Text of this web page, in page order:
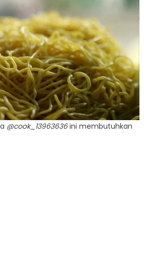
@cook_13963636ini membutuhkan